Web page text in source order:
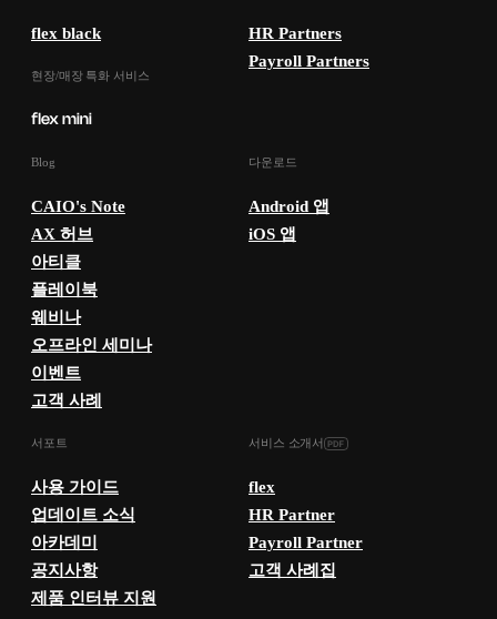
flex black
현장/매장 특화 서비스
HR Partners
Payroll Partners
Blog
CAIO's Note
AX 허브
아티클
플레이북
웨비나
오프라인 세미나
이벤트
고객 사례
다운로드
Android 앱
iOS 앱
서포트
사용 가이드
업데이트 소식
아카데미
공지사항
제품 인터뷰 지원
서비스 소개서
flex
HR Partner
Payroll Partner
고객 사례집